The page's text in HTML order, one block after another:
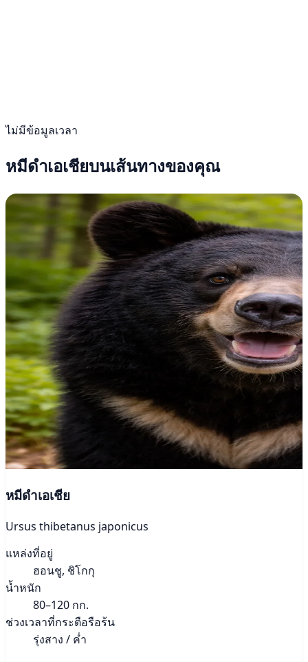
ไม่มีข้อมูลเวลา
หมีดำเอเชียบนเส้นทางของคุณ
หมีดำเอเชีย
Ursus thibetanus japonicus
แหล่งที่อยู่
ฮอนชู, ชิโกกุ
น้ำหนัก
80–120 กก.
ช่วงเวลาที่กระตือรือร้น
รุ่งสาง / ค่ำ